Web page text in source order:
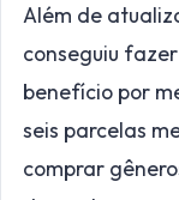
Além de
conseguiu
benefício por
seis parcelas
comprar